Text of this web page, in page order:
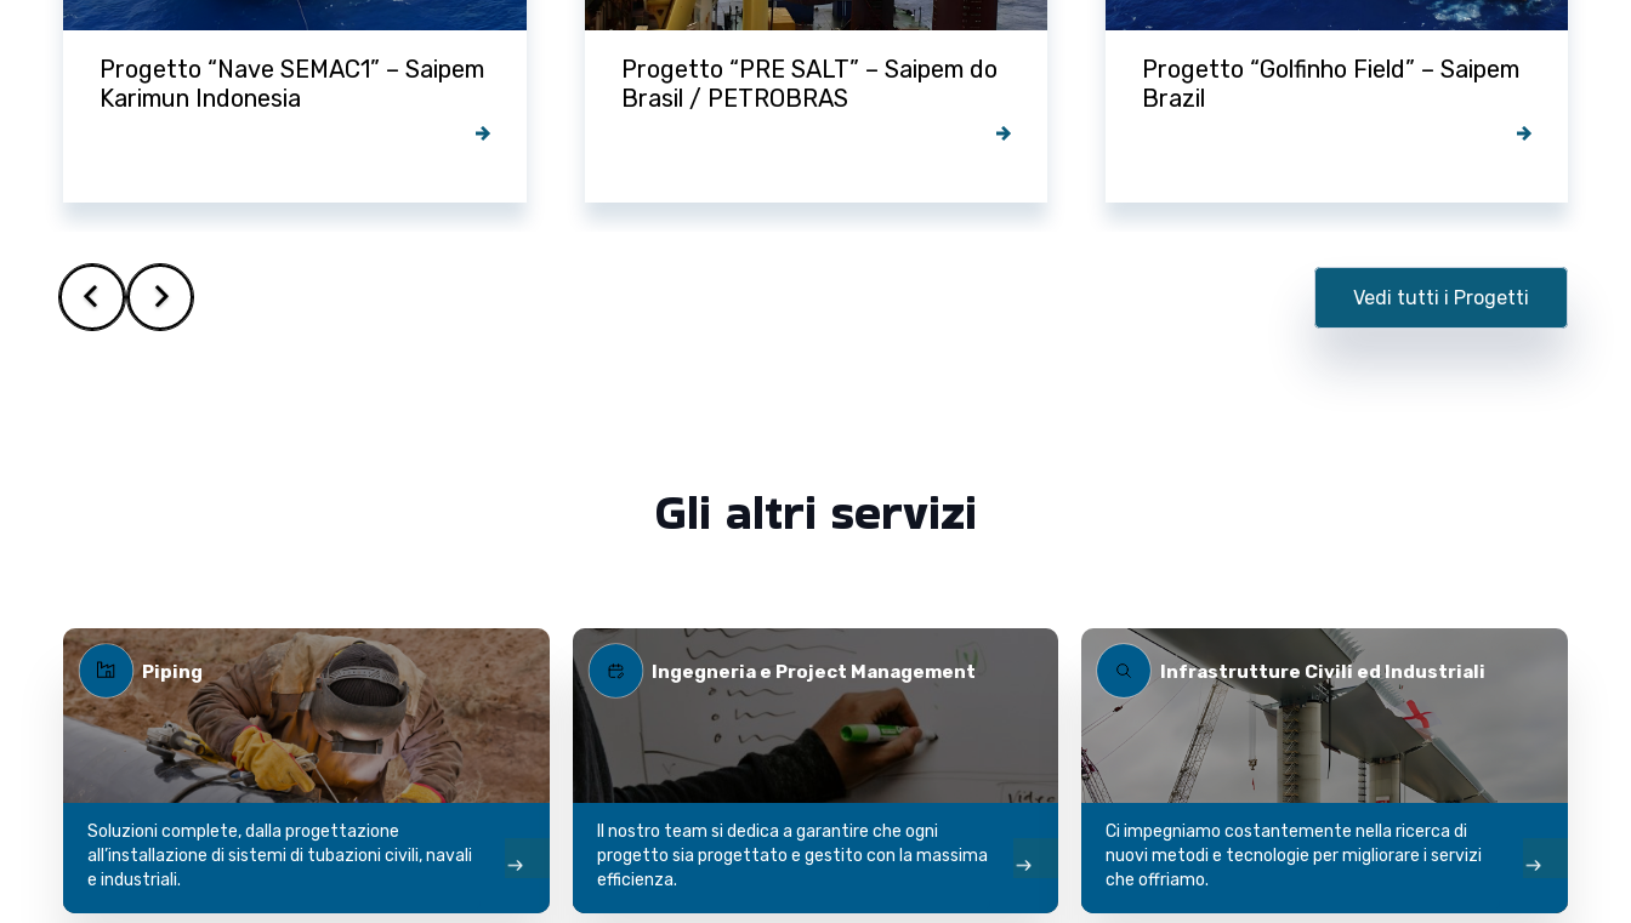
Progetto “PRE SALT” – Saipem do
Brasil / PETROBRAS
Progetto “Golfinho Field” – Saipem
Brazil
Progetto “Cargo Berge S600” –
Saipem Equipment Rental &
Vedi tutti i Progetti
Gli altri servizi
Piping
Soluzioni complete, dalla progettazione
all’installazione di sistemi di tubazioni civili, navali
e industriali.
Ingegneria e Project Management
Il nostro team si dedica a garantire che ogni
progetto sia progettato e gestito con la massima
efficienza.
Infrastrutture Civili ed Industriali
Ci impegniamo costantemente nella ricerca di
nuovi metodi e tecnologie per migliorare i servizi
che offriamo.